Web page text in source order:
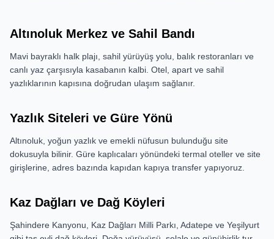
Altınoluk Merkez ve Sahil Bandı
Mavi bayraklı halk plajı, sahil yürüyüş yolu, balık restoranları ve
canlı yaz çarşısıyla kasabanın kalbi. Otel, apart ve sahil
yazlıklarının kapısına doğrudan ulaşım sağlanır.
Yazlık Siteleri ve Güre Yönü
Altınoluk, yoğun yazlık ve emekli nüfusun bulunduğu site
dokusuyla bilinir. Güre kaplıcaları yönündeki termal oteller ve site
girişlerine, adres bazında kapıdan kapıya transfer yapıyoruz.
Kaz Dağları ve Dağ Köyleri
Şahindere Kanyonu, Kaz Dağları Milli Parkı, Adatepe ve Yeşilyurt